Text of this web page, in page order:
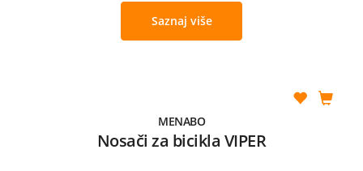
Saznaj više
MENABO
Nosači za bicikla VIPER